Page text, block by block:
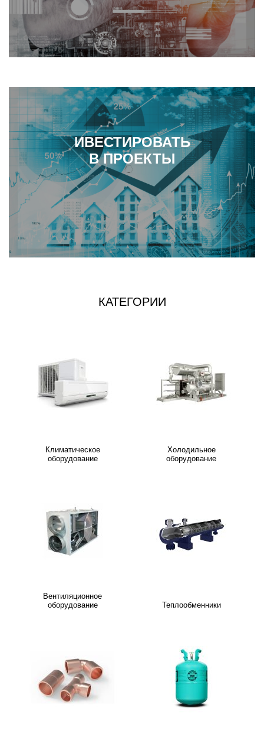
ИВЕСТИРОВАТЬ
В ПРОЕКТЫ
КАТЕГОРИИ
Климатическое
оборудование
Вентиляционное
оборудование
Холодильное
оборудование
Теплообменники